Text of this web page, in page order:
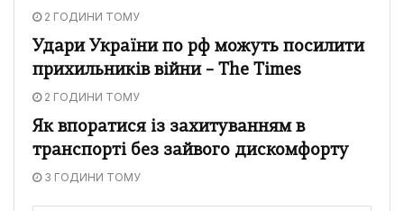
2 ГОДИНИ ТОМУ
Удари України по рф можуть посилити
прихильників війни – The Times
2 ГОДИНИ ТОМУ
Як впоратися із захитуванням в
транспорті без зайвого дискомфорту
3 ГОДИНИ ТОМУ